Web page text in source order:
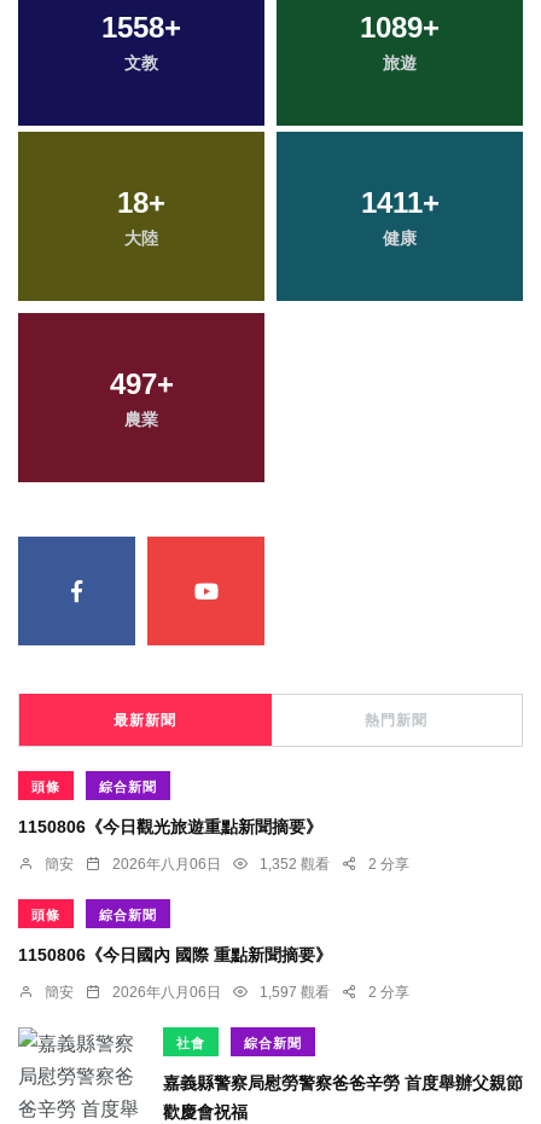
1558+
文教
1089+
旅遊
18+
大陸
1411+
健康
497+
農業
最新新聞 熱門新聞
頭條 綜合新聞
1150806《今日觀光旅遊重點新聞摘要》
簡安 2026年八月06日 1,352 觀看 2 分享
頭條 綜合新聞
1150806《今日國內 國際 重點新聞摘要》
簡安 2026年八月06日 1,597 觀看 2 分享
社會 綜合新聞
嘉義縣警察局慰勞警察爸爸辛勞 首度舉辦父親節
歡慶會祝福